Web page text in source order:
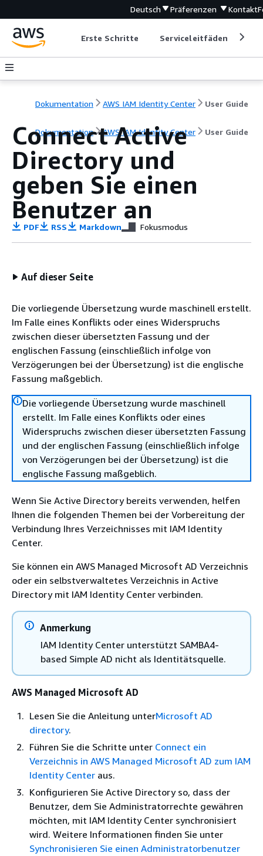
Deutsch Präferenzen Kontakt
Erste Schritte Serviceleitfäden
Dokumentation AWS IAM Identity Center User Guide
Dokumentation AWS IAM Identity Center User Guide
Connect Active
Directory und
geben Sie einen
Benutzer an
PDF RSS Markdown Fokusmodus
Auf dieser Seite
Die vorliegende Übersetzung wurde maschinell erstellt.
Im Falle eines Konflikts oder eines Widerspruchs
zwischen dieser übersetzten Fassung und der
englischen Fassung (einschließlich infolge von
Verzögerungen bei der Übersetzung) ist die englische
Fassung maßgeblich.
Die vorliegende Übersetzung wurde maschinell
erstellt. Im Falle eines Konflikts oder eines
Widerspruchs zwischen dieser übersetzten Fassung
und der englischen Fassung (einschließlich infolge
von Verzögerungen bei der Übersetzung) ist die
englische Fassung maßgeblich.
Wenn Sie Active Directory bereits verwenden, helfen
Ihnen die folgenden Themen bei der Vorbereitung der
Verbindung Ihres Verzeichnisses mit IAM Identity
Center.
Sie können ein AWS Managed Microsoft AD Verzeichnis
oder ein selbstverwaltetes Verzeichnis in Active
Directory mit IAM Identity Center verbinden.
Anmerkung
IAM Identity Center unterstützt SAMBA4-
based Simple AD nicht als Identitätsquelle.
AWS Managed Microsoft AD
Lesen Sie die Anleitung unterMicrosoft AD
directory.
Führen Sie die Schritte unter Connect ein
Verzeichnis in AWS Managed Microsoft AD zum IAM
Identity Center aus.
Konfigurieren Sie Active Directory so, dass der
Benutzer, dem Sie Administratorrechte gewähren
möchten, mit IAM Identity Center synchronisiert
wird. Weitere Informationen finden Sie unter
Synchronisieren Sie einen Administratorbenutzer